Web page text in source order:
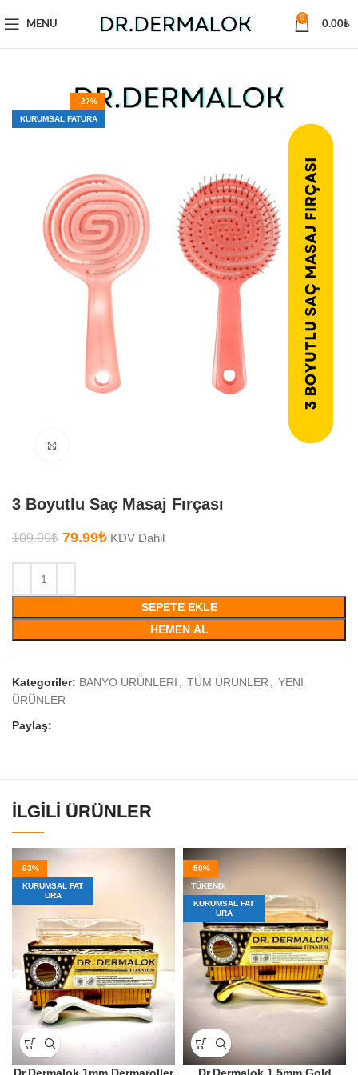
MENÜ
0
0.00₺
-27%
KURUMSAL FATURA
3 Boyutlu Saç Masaj Fırçası
109.99₺ 79.99₺ KDV Dahil
SEPETE EKLE
HEMEN AL
Kategoriler: BANYO ÜRÜNLERİ , TÜM ÜRÜNLER , YENİ
ÜRÜNLER
Paylaş:
İLGILI ÜRÜNLER
-63%
KURUMSAL FAT
URA
-50%
TÜKENDI
KURUMSAL FAT
URA